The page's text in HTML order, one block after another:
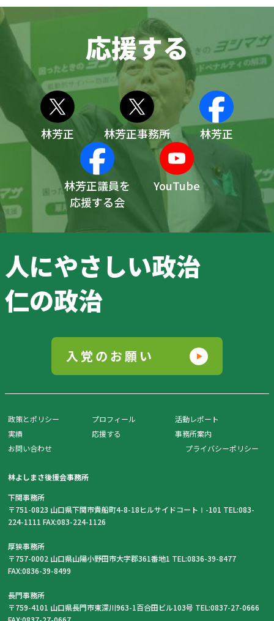
応援する
林芳正 林芳正事務所 林芳正
林芳正議員を
応援する会
YouTube
人にやさしい政治
仁の政治
入党のお願い
政策とポリシー プロフィール
活動レポート
実績
応援する
事務所案内
お問い合わせ
プライバシーポリシー
林よしまさ後援会事務所
下関事務所
〒751-0823 山口県下関市貴船町4-8-18ヒルサイドコートⅠ-101 TEL:083-
224-1111 FAX:083-224-1126
厚狭事務所
〒757-0002 山口県山陽小野田市大字郡361番地1 TEL:0836-39-8477
FAX:0836-39-8499
長門事務所
〒759-4101 山口県長門市東深川963-1百合田ビル103号 TEL:0837-27-0666